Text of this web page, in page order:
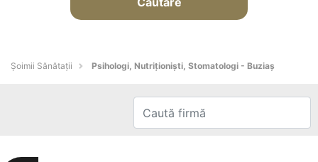
Şoimii Sănătații Psihologi, Nutriționiști, Stomatologi - Buziaş